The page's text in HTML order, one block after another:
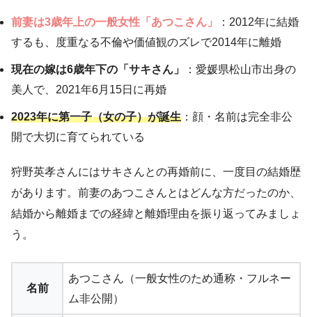
前妻は3歳年上の一般女性「あつこさん」
：2012年に結婚
するも、度重なる不倫や価値観のズレで2014年に離婚
現在の嫁は6歳年下の「サキさん」
：愛媛県松山市出身の
美人で、2021年6月15日に再婚
2023年に第一子（女の子）が誕生 ：顔・名前は完全非公
開で大切に育てられている
狩野英孝さんにはサキさんとの再婚前に、一度目の結婚歴
があります。前妻のあつこさんとはどんな方だったのか、
結婚から離婚までの経緯と離婚理由を振り返ってみましょ
う。
名前
あつこさん（一般女性のため通称・フルネー
ム非公開）